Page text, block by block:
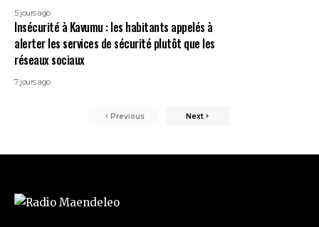
5 jours ago
Insécurité à Kavumu : les habitants appelés à
alerter les services de sécurité plutôt que les
réseaux sociaux
7 jours ago
Previous Next